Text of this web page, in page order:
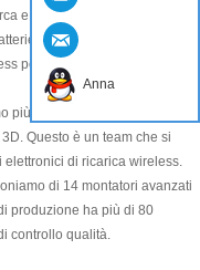
e sviluppo e nella
wireless, caricabatterie
per mobili, trasmettitore e
più di 20 ingegneri
Questo è un team che si
di ricarica wireless.
di 14 montatori avanzati
produzione ha più di 80
controllo qualità.
Anna